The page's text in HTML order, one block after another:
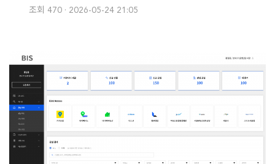
조회 470 2026-05-24 21:05